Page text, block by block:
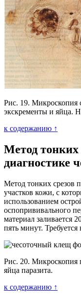
Рис. 19. Микроскопия
экскременты и яйца.
к содержанию ↑
Метод тонких
диагностике
Метод тонких срезов
участков кожи, с
использованием
оспопрививального
материал заливается
пять минут.
Рис. 20. Микроскопия
яйца паразита.
к содержанию ↑